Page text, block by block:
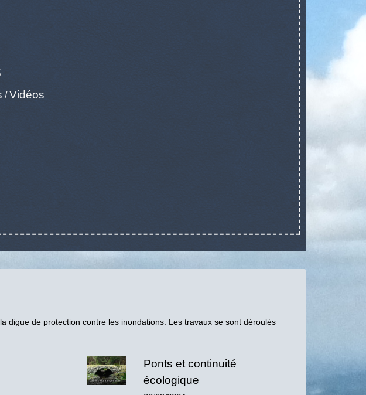
/Vidéos
digue de protection contre les inondations. Les travaux se sont déroulés
Ponts et continuité
écologique